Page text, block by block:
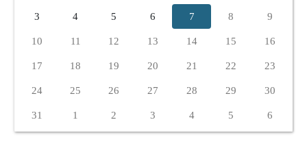
3 4 5 6 7 8 9
10 11 12 13 14 15 16
17 18 19 20 21 22 23
24 25 26 27 28 29 30
31 1 2 3 4 5 6